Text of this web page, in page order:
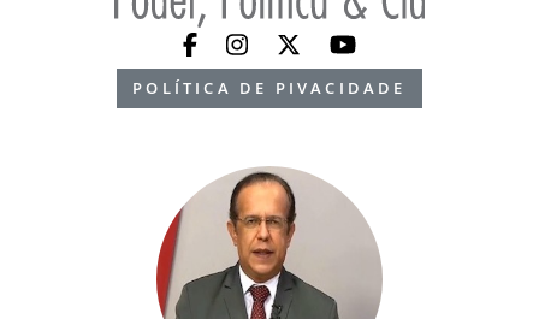
POLÍTICA DE PIVACIDADE